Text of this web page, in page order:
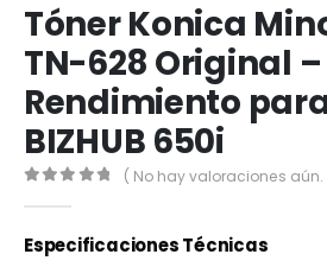
Tóner Konica
TN-628 Original
Rendimiento
BIZHUB 650i
( No hay valoraciones aún.
Especificaciones Técnicas